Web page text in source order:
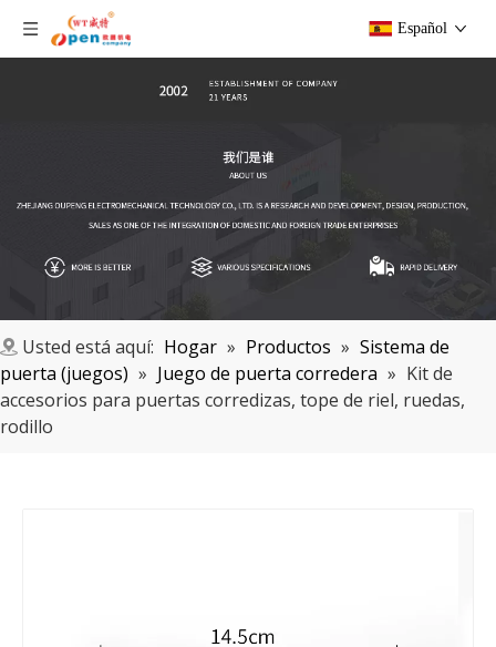
Español
Usted está aquí: Hogar » Productos » Sistema de
puerta (juegos) » Juego de puerta corredera » Kit de
accesorios para puertas corredizas, tope de riel, ruedas,
rodillo